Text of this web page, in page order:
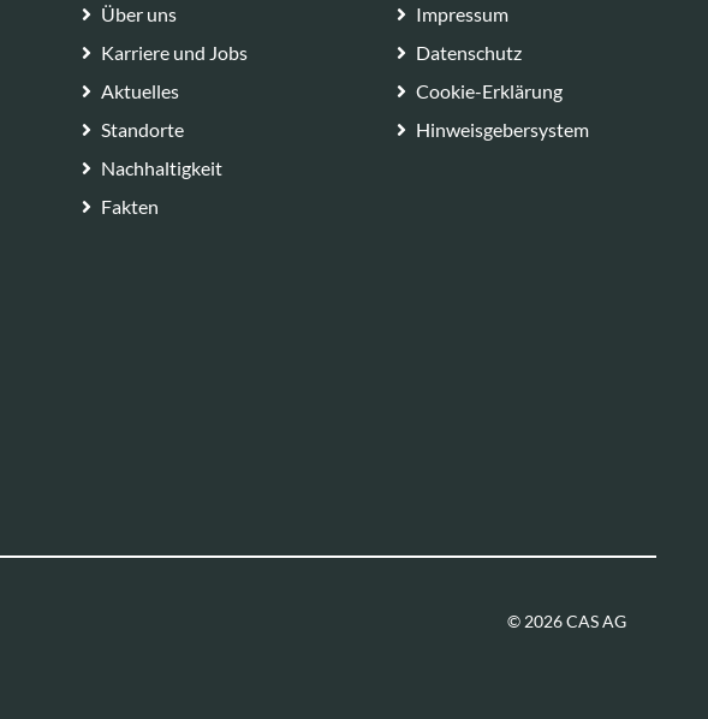
Über uns
Karriere und Jobs
Aktuelles
Standorte
Nachhaltigkeit
Fakten
Impressum
Datenschutz
Cookie-Erklärung
Hinweisgebersystem
© 2026 CAS AG